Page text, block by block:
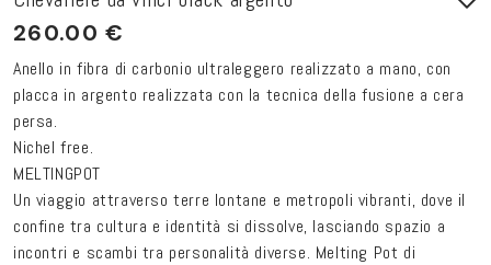
260.00 €
Anello in fibra di carbonio ultraleggero realizzato a mano, con
placca in argento realizzata con la tecnica della fusione a cera
persa.
Nichel free.
MELTINGPOT
Un viaggio attraverso terre lontane e metropoli vibranti, dove il
confine tra cultura e identità si dissolve, lasciando spazio a
incontri e scambi tra personalità diverse. Melting Pot di